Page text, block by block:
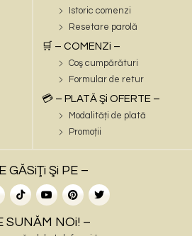
Istoric comenzi
Resetare parolă
🛒 – COMENZi –
Coş cumpărături
Formular de retur
💳 – PLATĂ Şi OFERTE –
Modalități de plată
Promoții
GĂSiŢi Şi PE –
SUNĂM NOi! –